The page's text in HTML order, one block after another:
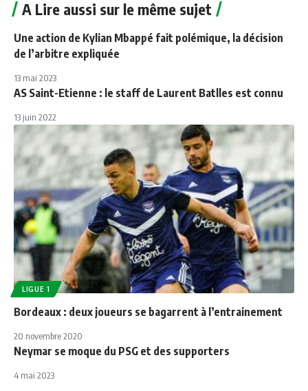
A Lire aussi sur le même sujet
Une action de Kylian Mbappé fait polémique, la décision
de l’arbitre expliquée
13 mai 2023
AS Saint-Etienne : le staff de Laurent Batlles est connu
13 juin 2022
LIGUE 1
Bordeaux : deux joueurs se bagarrent à l’entrainement
20 novembre 2020
Neymar se moque du PSG et des supporters
4 mai 2023